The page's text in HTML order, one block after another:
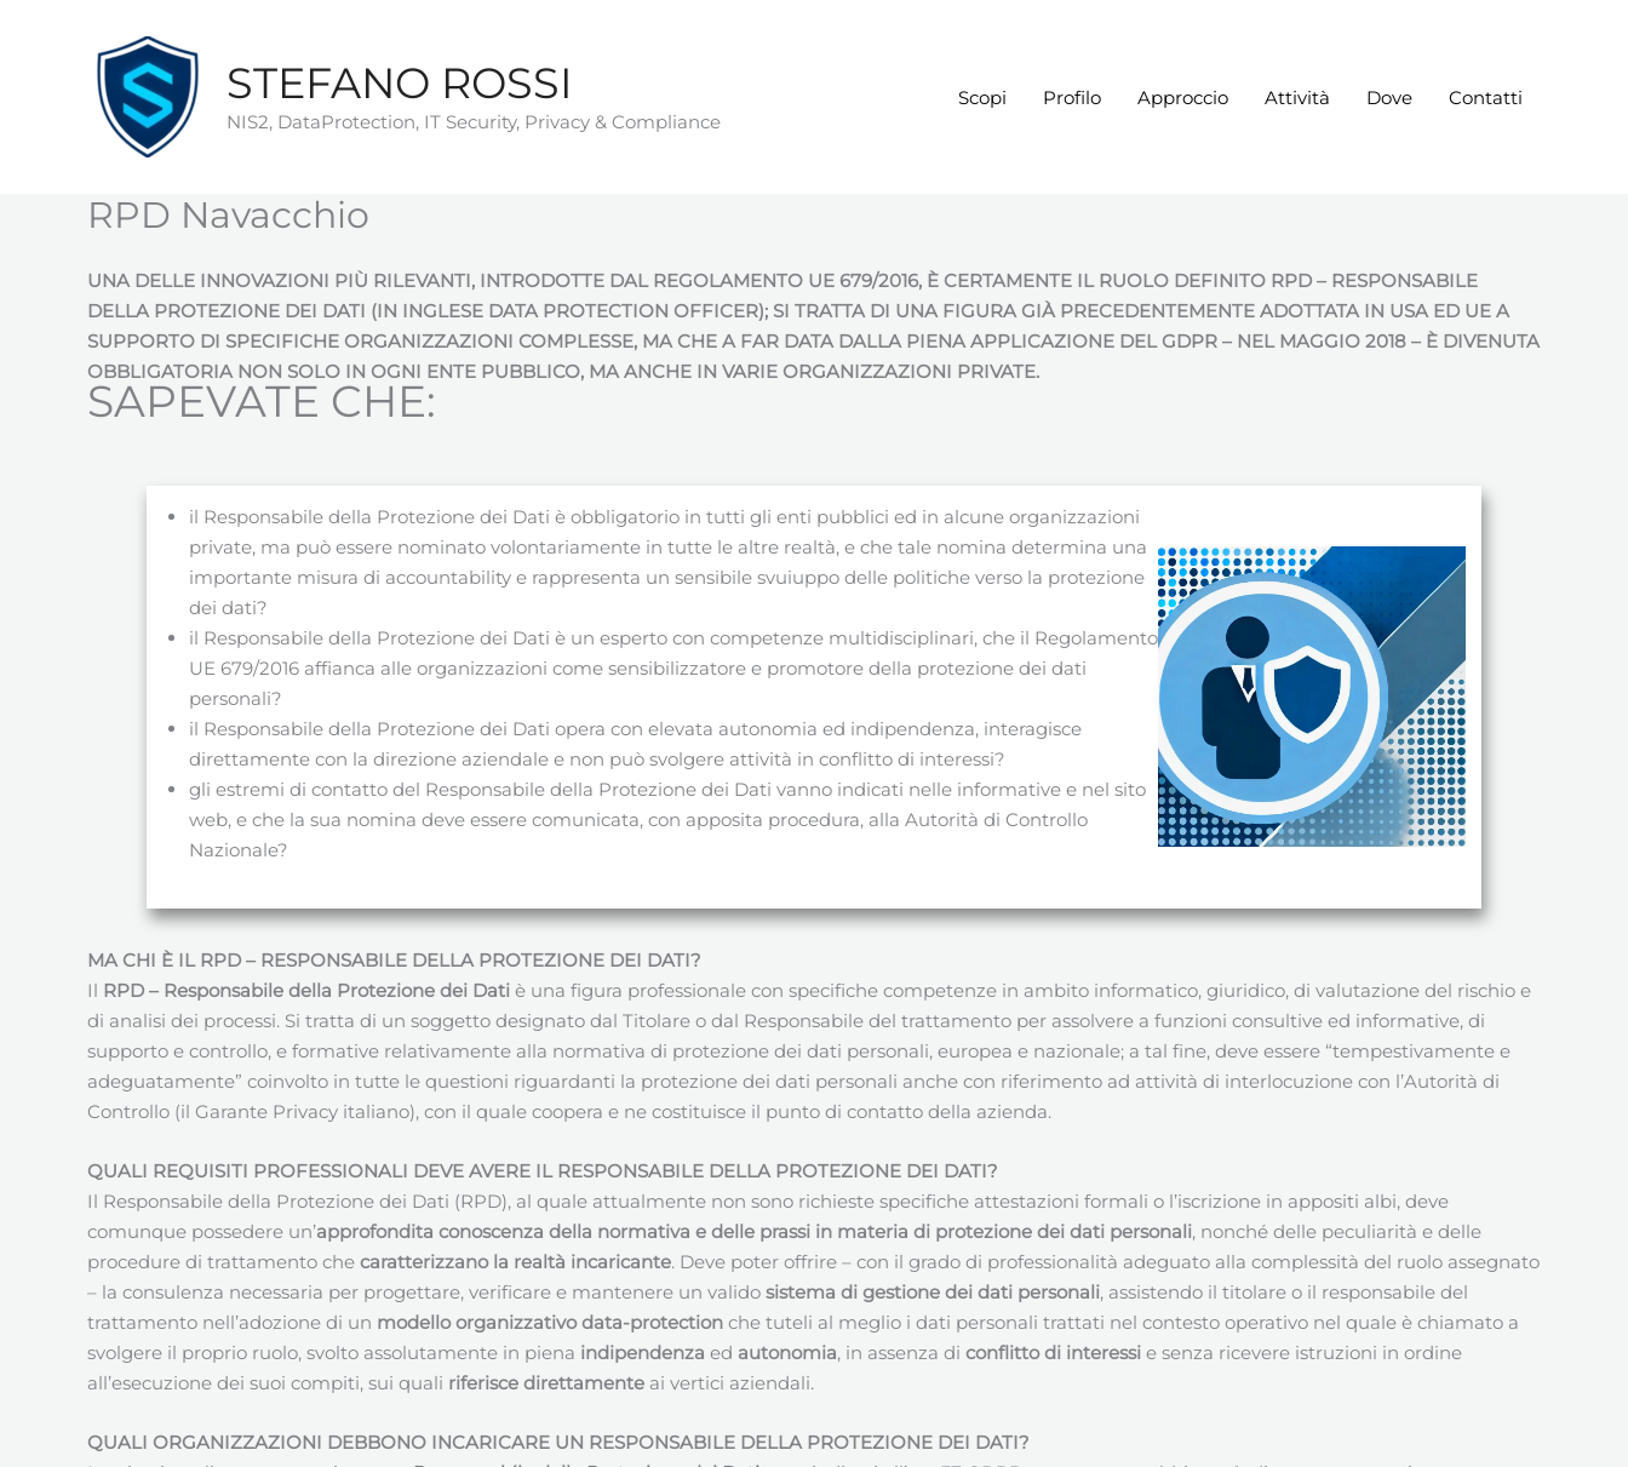
STEFANO ROSSI
NIS2, DataProtection, IT Security, Privacy & Compliance
Scopi Profilo Approccio Attività Dove Contatti
RPD Navacchio
UNA DELLE INNOVAZIONI PIÙ RILEVANTI, INTRODOTTE DAL REGOLAMENTO UE 679/2016, È CERTAMENTE IL RUOLO DEFINITO RPD – RESPONSABILE
DELLA PROTEZIONE DEI DATI (IN INGLESE DATA PROTECTION OFFICER); SI TRATTA DI UNA FIGURA GIÀ PRECEDENTEMENTE ADOTTATA IN USA ED UE A
SUPPORTO DI SPECIFICHE ORGANIZZAZIONI COMPLESSE, MA CHE A FAR DATA DALLA PIENA APPLICAZIONE DEL GDPR – NEL MAGGIO 2018 – È DIVENUTA
OBBLIGATORIA NON SOLO IN OGNI ENTE PUBBLICO, MA ANCHE IN VARIE ORGANIZZAZIONI PRIVATE.
SAPEVATE CHE:
il Responsabile della Protezione dei Dati è obbligatorio in tutti gli enti pubblici ed in alcune organizzazioni
private, ma può essere nominato volontariamente in tutte le altre realtà, e che tale nomina determina una
importante misura di accountability e rappresenta un sensibile svuiuppo delle politiche verso la protezione
dei dati?
il Responsabile della Protezione dei Dati è un esperto con competenze multidisciplinari, che il Regolamento
UE 679/2016 affianca alle organizzazioni come sensibilizzatore e promotore della protezione dei dati
personali?
il Responsabile della Protezione dei Dati opera con elevata autonomia ed indipendenza, interagisce
direttamente con la direzione aziendale e non può svolgere attività in conflitto di interessi?
gli estremi di contatto del Responsabile della Protezione dei Dati vanno indicati nelle informative e nel sito
web, e che la sua nomina deve essere comunicata, con apposita procedura, alla Autorità di Controllo
Nazionale?
MA CHI È IL RPD – RESPONSABILE DELLA PROTEZIONE DEI DATI?
Il RPD – Responsabile della Protezione dei Dati è una figura professionale con specifiche competenze in ambito informatico, giuridico, di valutazione del rischio e
di analisi dei processi. Si tratta di un soggetto designato dal Titolare o dal Responsabile del trattamento per assolvere a funzioni consultive ed informative, di
supporto e controllo, e formative relativamente alla normativa di protezione dei dati personali, europea e nazionale; a tal fine, deve essere “tempestivamente e
adeguatamente” coinvolto in tutte le questioni riguardanti la protezione dei dati personali anche con riferimento ad attività di interlocuzione con l’Autorità di
Controllo (il Garante Privacy italiano), con il quale coopera e ne costituisce il punto di contatto della azienda.
QUALI REQUISITI PROFESSIONALI DEVE AVERE IL RESPONSABILE DELLA PROTEZIONE DEI DATI?
Il Responsabile della Protezione dei Dati (RPD), al quale attualmente non sono richieste specifiche attestazioni formali o l’iscrizione in appositi albi, deve
comunque possedere un’approfondita conoscenza della normativa e delle prassi in materia di protezione dei dati personali, nonché delle peculiarità e delle
procedure di trattamento che caratterizzano la realtà incaricante. Deve poter offrire – con il grado di professionalità adeguato alla complessità del ruolo assegnato
– la consulenza necessaria per progettare, verificare e mantenere un valido sistema di gestione dei dati personali, assistendo il titolare o il responsabile del
trattamento nell’adozione di un modello organizzativo data-protection che tuteli al meglio i dati personali trattati nel contesto operativo nel quale è chiamato a
svolgere il proprio ruolo, svolto assolutamente in piena indipendenza ed autonomia, in assenza di conflitto di interessi e senza ricevere istruzioni in ordine
all’esecuzione dei suoi compiti, sui quali riferisce direttamente ai vertici aziendali.
QUALI ORGANIZZAZIONI DEBBONO INCARICARE UN RESPONSABILE DELLA PROTEZIONE DEI DATI?